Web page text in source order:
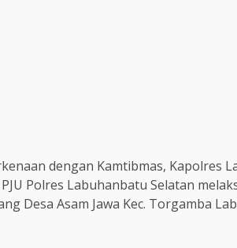
dengan Kamtibmas, Kapolres
Polres Labuhanbatu Selatan
Desa Asam Jawa Kec. Torgamba